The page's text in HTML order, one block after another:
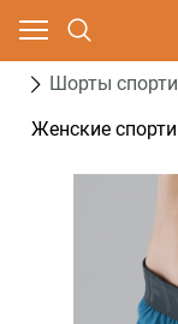
Шорты
Женские
Ваш город - Москва,
угадали?
ДА НЕТ